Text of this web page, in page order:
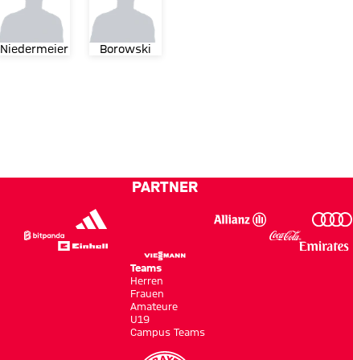
Niedermeier Borowski
PARTNER
Teams
Herren
Frauen
Amateure
U19
Campus Teams